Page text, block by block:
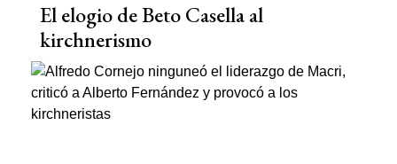
El elogio de Beto Casella al
kirchnerismo